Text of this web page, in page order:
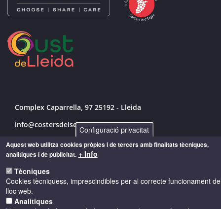
Complex Caparrella, 97 25192 - Lleida
info@costersdelsegre.es
973 264 583
© Copyright 2026 - Drets reservats
Accessibilitat
Configuració privacitat
Aquest web utilitza cookies pròpies i de tercers amb finalitats tècniques,
analítiques i de publicitat. + Info
Tècniques
Cookies tècniquess, imprescindibles per al correcte funcionament
lloc web.
Analítiques